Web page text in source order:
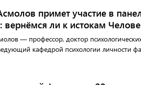
примет участие в
вернёмся ли к истокам
— профессор, доктор
кафедрой психологии личности